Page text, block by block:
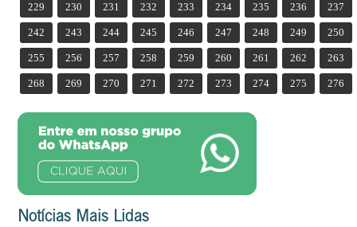
229 230 231 232 233 234 235 236 237
242 243 244 245 246 247 248 249 250
255 256 257 258 259 260 261 262 263
268 269 270 271 272 273 274 275 276
Notícias Mais Lidas